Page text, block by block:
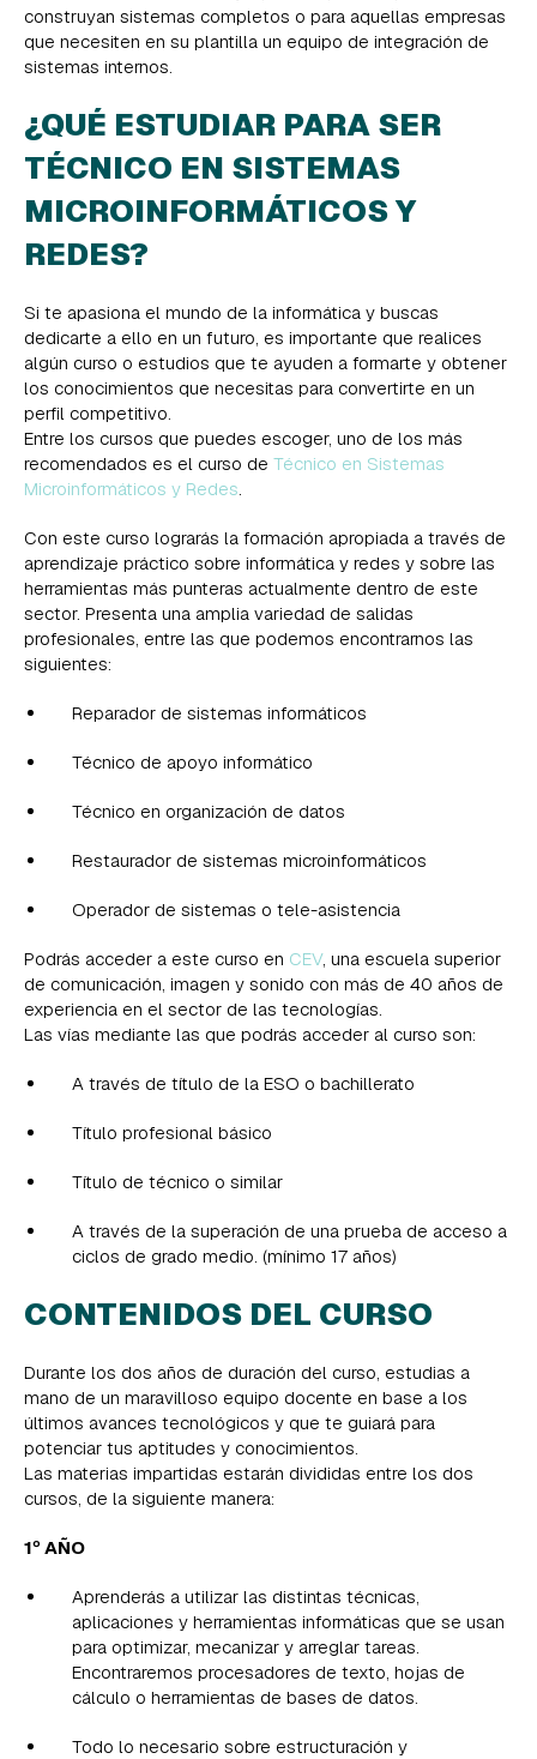
construyan sistemas completos o para aquellas empresas
que necesiten en su plantilla un equipo de integración de
sistemas internos.
¿QUÉ ESTUDIAR PARA SER
TÉCNICO EN SISTEMAS
MICROINFORMÁTICOS Y
REDES?
Si te apasiona el mundo de la informática y buscas
dedicarte a ello en un futuro, es importante que realices
algún curso o estudios que te ayuden a formarte y obtener
los conocimientos que necesitas para convertirte en un
perfil competitivo.
Entre los cursos que puedes escoger, uno de los más
recomendados es el curso de Técnico en Sistemas
Microinformáticos y Redes.
Con este curso lograrás la formación apropiada a través de
aprendizaje práctico sobre informática y redes y sobre las
herramientas más punteras actualmente dentro de este
sector. Presenta una amplia variedad de salidas
profesionales, entre las que podemos encontrarnos las
siguientes:
Reparador de sistemas informáticos
Técnico de apoyo informático
Técnico en organización de datos
Restaurador de sistemas microinformáticos
Operador de sistemas o tele-asistencia
Podrás acceder a este curso en CEV, una escuela superior
de comunicación, imagen y sonido con más de 40 años de
experiencia en el sector de las tecnologías.
Las vías mediante las que podrás acceder al curso son:
A través de título de la ESO o bachillerato
Título profesional básico
Título de técnico o similar
A través de la superación de una prueba de acceso a
ciclos de grado medio. (mínimo 17 años)
CONTENIDOS DEL CURSO
Durante los dos años de duración del curso, estudias a
mano de un maravilloso equipo docente en base a los
últimos avances tecnológicos y que te guiará para
potenciar tus aptitudes y conocimientos.
Las materias impartidas estarán divididas entre los dos
cursos, de la siguiente manera:
1º AÑO
Aprenderás a utilizar las distintas técnicas,
aplicaciones y herramientas informáticas que se usan
para optimizar, mecanizar y arreglar tareas.
Encontraremos procesadores de texto, hojas de
cálculo o herramientas de bases de datos.
Todo lo necesario sobre estructuración y